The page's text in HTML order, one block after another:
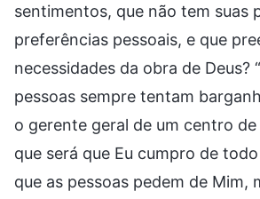
sentimentos, que não tem suas
preferências pessoais, e que
necessidades da obra de Deus?
pessoas sempre tentam
o gerente geral de um centro
que será que Eu cumpro de
que as pessoas pedem de Mim,